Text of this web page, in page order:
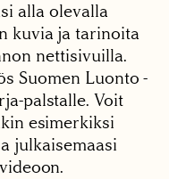
alla olevalla
kuvia ja tarinoita
nettisivuilla.
Suomen Luonto -
palstalle. Voit
esimerkiksi
julkaisemaasi